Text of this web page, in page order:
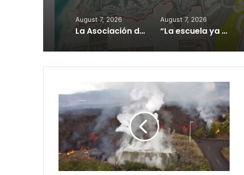
August 7, 2026
La Asociación de Hospitales de Puerto Rico exhorta a los pacientes a continuar sus citas, tratamientos y servicios médicos según programados
August 7, 2026
“La escuela ya no parece tan atractiva”: alertan sobre impacto de la tecnología en los jóvenes
montaña
de
lava
destruye
una
zona
residencial
de